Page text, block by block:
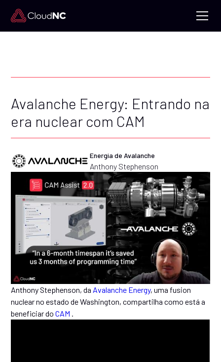
Avalanche Energy: Entrando na
era nuclear com CAM
Energia de Avalanche
Anthony Stephenson
Anthony Stephenson, da Avalanche Energy, uma fusion
nuclear no estado de Washington, compartilha como está a
beneficiar doCAM